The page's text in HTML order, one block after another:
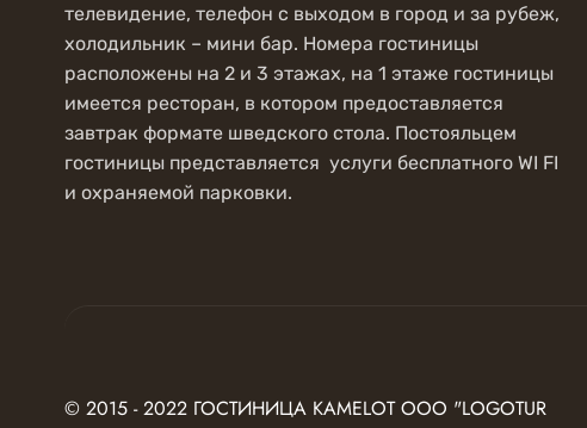
телевидение, телефон с выходом в город и за рубеж,
холодильник – мини бар. Номера гостиницы
расположены на 2 и 3 этажах, на 1 этаже гостиницы
имеется ресторан, в котором предоставляется
завтрак формате шведского стола. Постояльцем
гостиницы представляется услуги бесплатного WI FI
и охраняемой парковки.
© 2015 - 2022 ГОСТИНИЦА KAMELOT ООО "LOGOTUR